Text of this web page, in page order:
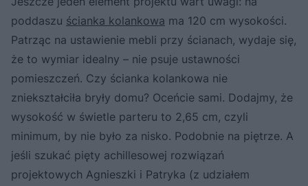
poddaszu ścianka kolankowa ma 120 cm wysokości.
Patrząc na ustawienie mebli przy ścianach, wydaje się,
że to wymiar idealny – nie psuje ustawności
pomieszczeń. Czy ścianka kolankowa nie
zniekształciła bryły domu? Oceńcie sami. Dodajmy, że
wysokość w świetle parteru to 2,65 cm, czyli
minimum, by nie było za nisko. Podobnie na piętrze. A
jeśli szukać pięty achillesowej rozwiązań
projektowych Agnieszki i Patryka (z udziałem